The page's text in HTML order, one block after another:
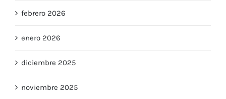
febrero 2026
enero 2026
diciembre 2025
noviembre 2025